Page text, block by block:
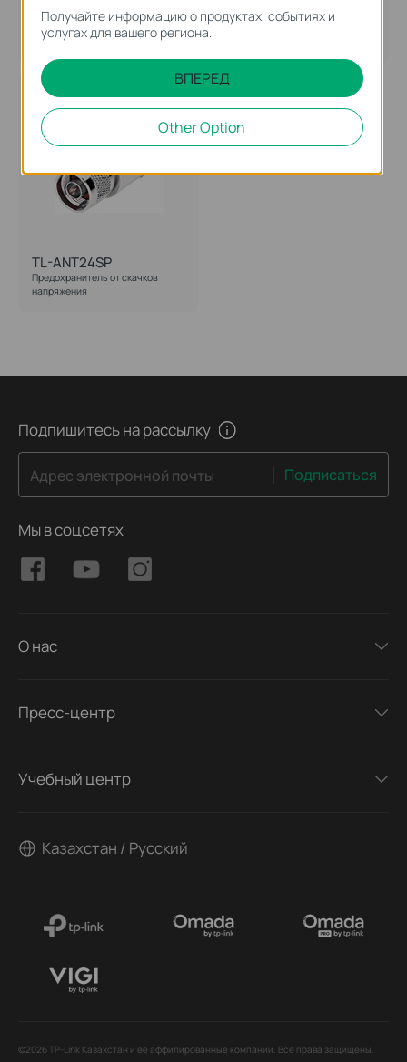
TL-ANT2414B
2,4ГГц Внешняя направленная
14дБи антенна
TL-ANT2409B
TL-ANT24SP
Предохранитель от скачков
напряжения
Подпишитесь на рассылку
Адрес электронной почты Подписаться
Мы в соцсетях
О нас
Пресс-центр
Учебный центр
Казахстан / Русский
©2026 TP-Link Казахстан и ее аффилированные компании. Все права защищены.
Получайте информацию о продуктах, событиях и
услугах для вашего региона.
ВПЕРЕД
Other Option